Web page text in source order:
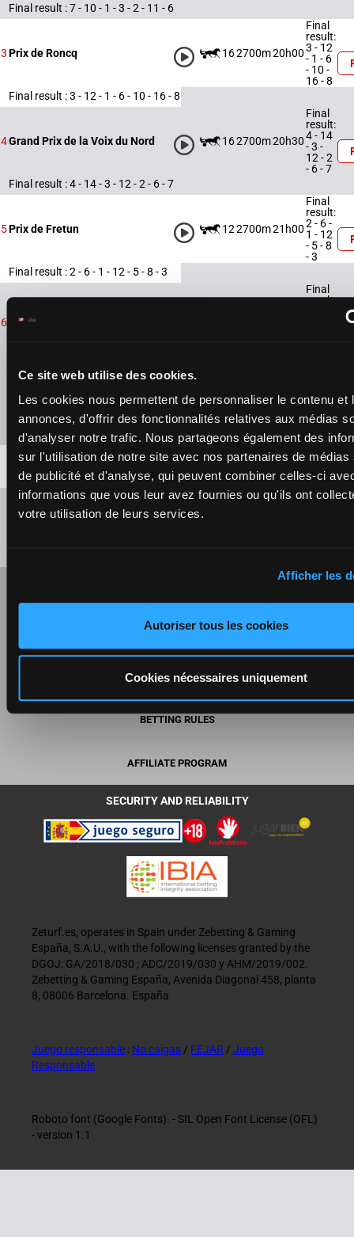
Ce site web utilise des cookies.
Les cookies nous permettent de personnaliser le contenu et
annonces, d'offrir des fonctionnalités relatives aux médias
d'analyser notre trafic. Nous partageons également des
sur l'utilisation de notre site avec nos partenaires de médias
de publicité et d'analyse, qui peuvent combiner celles-ci
informations que vous leur avez fournies ou qu'ils ont
votre utilisation de leurs services.
Afficher les
Autoriser tous les cookies
Cookies nécessaires uniquement
Final result : 7 - 10 - 1 - 3 - 2 - 11 - 6
3Prix de Roncq 162700m20h00
Final
result:
3 - 12
- 1 - 6
- 10 -
16 - 8
Final result : 3 - 12 - 1 - 6 - 10 - 16 - 8
4Grand Prix de la Voix du Nord 162700m20h30
Final
result:
4 - 14
- 3 -
12 - 2
- 6 - 7
Final result : 4 - 14 - 3 - 12 - 2 - 6 - 7
5Prix de Fretun 122700m21h00
Final
result:
2 - 6 -
1 - 12
- 5 - 8
- 3
Final result : 2 - 6 - 1 - 12 - 5 - 8 - 3
6 Prix de la Braderie
Final
result:
Final result : 3 - 15 - 1 - 16 - 2 - 11 - 9
Presence of favorite horses
SELF-EXCLUSION
TERMS
BETTING RULES
AFFILIATE PROGRAM
SECURITY AND RELIABILITY
Zeturf.es, operates in Spain under Zebetting & Gaming
España, S.A.U., with the following licenses granted by the
DGOJ: GA/2018/030 ; ADC/2019/030 y AHM/2019/002.
Zebetting & Gaming España, Avenida Diagonal 458, planta
8, 08006 Barcelona. España
Juego responsable : No caigas / FEJAR / Juego
Responsable
Roboto font (Google Fonts). - SIL Open Font License (OFL)
- version 1.1